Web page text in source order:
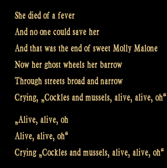
She died of a fever
And no one could save her
And that was the end of sweet Molly Malone
Now her ghost wheels her barrow
Through streets broad and narrow
Crying, „Cockles and mussels, alive, alive, oh“
„Alive, alive, oh
Alive, alive, oh“
Crying „Cockles and mussels, alive, alive, oh“